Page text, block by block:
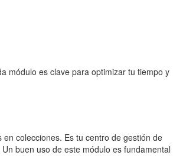
módulo es clave para optimizar tu tiempo y
colecciones. Es tu centro de gestión de
buen uso de este módulo es fundamental